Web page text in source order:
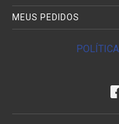
MEUS PEDIDOS